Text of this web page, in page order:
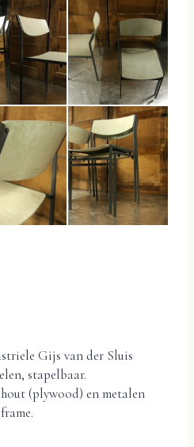
Gijs van der Sluis
stapelbaar.
(plywood) en metalen
frame.